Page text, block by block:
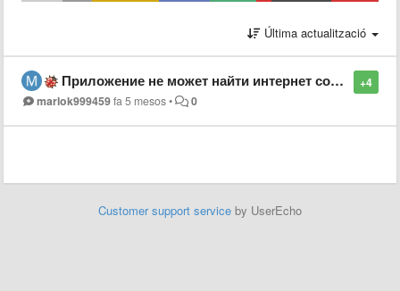
Última actualització
+4
Приложение не может найти интернет соединение
marlok999459fa 5 mesos• 0
Customer support service by UserEcho